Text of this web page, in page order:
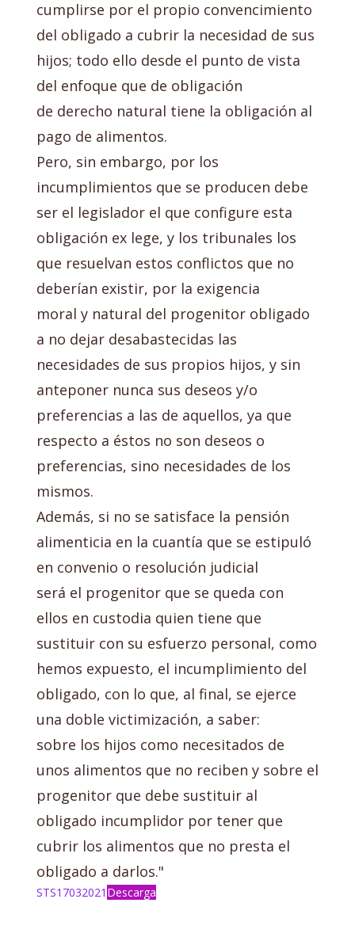
cumplirse por el propio convencimiento
del obligado a cubrir la necesidad de sus
hijos; todo ello desde el punto de vista
del enfoque que de obligación
de derecho natural tiene la obligación al
pago de alimentos.
Pero, sin embargo, por los
incumplimientos que se producen debe
ser el legislador el que configure esta
obligación ex lege, y los tribunales los
que resuelvan estos conflictos que no
deberían existir, por la exigencia
moral y natural del progenitor obligado
a no dejar desabastecidas las
necesidades de sus propios hijos, y sin
anteponer nunca sus deseos y/o
preferencias a las de aquellos, ya que
respecto a éstos no son deseos o
preferencias, sino necesidades de los
mismos.
Además, si no se satisface la pensión
alimenticia en la cuantía que se estipuló
en convenio o resolución judicial
será el progenitor que se queda con
ellos en custodia quien tiene que
sustituir con su esfuerzo personal, como
hemos expuesto, el incumplimiento del
obligado, con lo que, al final, se ejerce
una doble victimización, a saber:
sobre los hijos como necesitados de
unos alimentos que no reciben y sobre el
progenitor que debe sustituir al
obligado incumplidor por tener que
cubrir los alimentos que no presta el
obligado a darlos."
STS17032021 Descarga